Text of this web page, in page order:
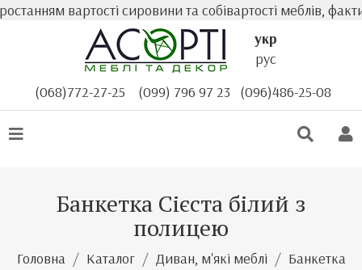
вартості сировини та собівартості меблів,
укр
рус
(068)772-27-25
(099) 796 97 23 (096)486-25-08
Банкетка Сієста білий з
полицею
Головна Каталог Диван, м'які меблі Банкетка